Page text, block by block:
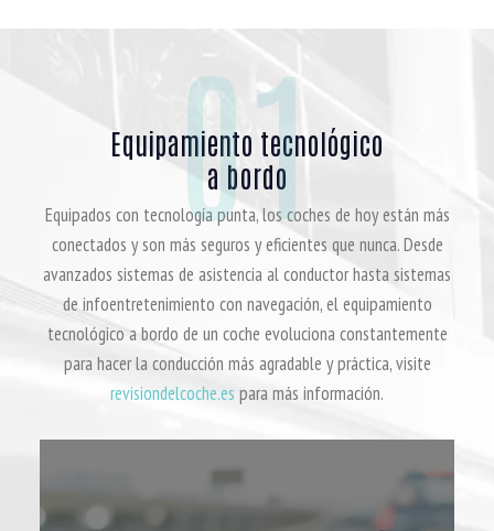
01
Equipamiento tecnológico
a bordo
Equipados con tecnología punta, los coches de hoy están más
conectados y son más seguros y eficientes que nunca. Desde
avanzados sistemas de asistencia al conductor hasta sistemas
de infoentretenimiento con navegación, el equipamiento
tecnológico a bordo de un coche evoluciona constantemente
para hacer la conducción más agradable y práctica, visite
revisiondelcoche.es para más información.